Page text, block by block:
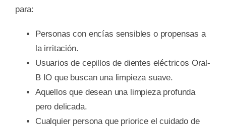
para:
Personas con encías sensibles o propensas a
la irritación.
Usuarios de cepillos de dientes eléctricos Oral-
B IO que buscan una limpieza suave.
Aquellos que desean una limpieza profunda
pero delicada.
Cualquier persona que priorice el cuidado de